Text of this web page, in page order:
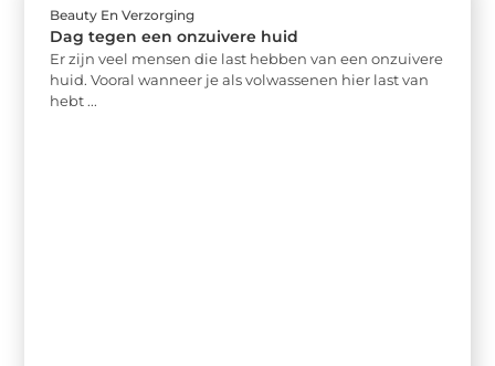
Beauty En Verzorging
Dag tegen een onzuivere huid
Er zijn veel mensen die last hebben van een onzuivere
huid. Vooral wanneer je als volwassenen hier last van
hebt ...